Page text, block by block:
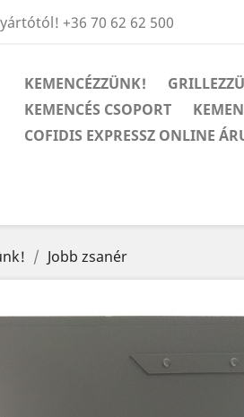
+36 70 62 62 500
KEMENCÉZZÜNK!
KEMENCÉS CSOPORT
COFIDIS EXPRESSZ ONLINE
Jobb zsanér